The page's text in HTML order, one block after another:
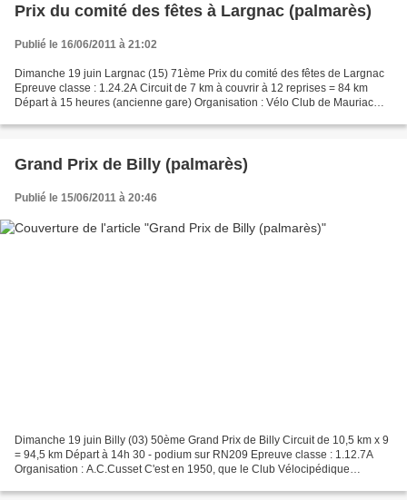
Prix du comité des fêtes à Largnac (palmarès)
Publié le 16/06/2011 à 21:02
Dimanche 19 juin Largnac (15) 71ème Prix du comité des fêtes de Largnac
Epreuve classe : 1.24.2A Circuit de 7 km à couvrir à 12 reprises = 84 km
Départ à 15 heures (ancienne gare) Organisation : Vélo Club de Mauriac
Grand Prix de Billy (palmarès)
Publié le 15/06/2011 à 20:46
Dimanche 19 juin Billy (03) 50ème Grand Prix de Billy Circuit de 10,5 km x 9
= 94,5 km Départ à 14h 30 - podium sur RN209 Epreuve classe : 1.12.7A
Organisation : A.C.Cusset C'est en 1950, que le Club Vélocipédique